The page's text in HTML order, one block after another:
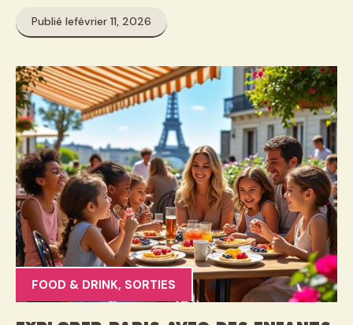
Publié lefévrier 11, 2026
FOOD & DRINK, SORTIES